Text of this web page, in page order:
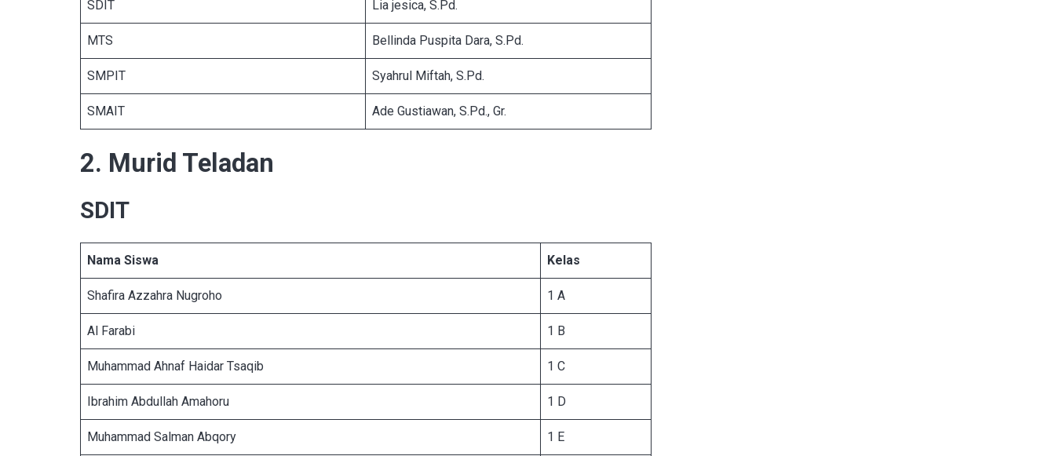
SDIT Lia jesica, S.Pd.
MTS Bellinda Puspita Dara, S.Pd.
SMPIT Syahrul Miftah, S.Pd.
SMAIT Ade Gustiawan, S.Pd., Gr.
2. Murid Teladan
SDIT
Nama Siswa Kelas
Shafira Azzahra Nugroho 1 A
Al Farabi 1 B
Muhammad Ahnaf Haidar Tsaqib 1 C
Ibrahim Abdullah Amahoru 1 D
Muhammad Salman Abqory 1 E